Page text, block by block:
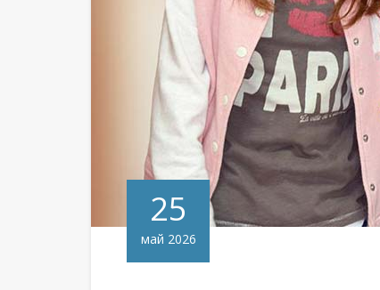
25
май 2026